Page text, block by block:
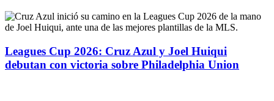
Leagues Cup 2026: Cruz Azul y Joel Huiqui
debutan con victoria sobre Philadelphia Union